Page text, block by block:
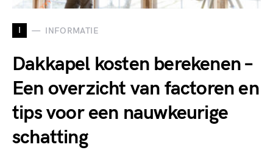
I INFORMATIE
Dakkapel kosten berekenen –
Een overzicht van factoren en
tips voor een nauwkeurige
schatting